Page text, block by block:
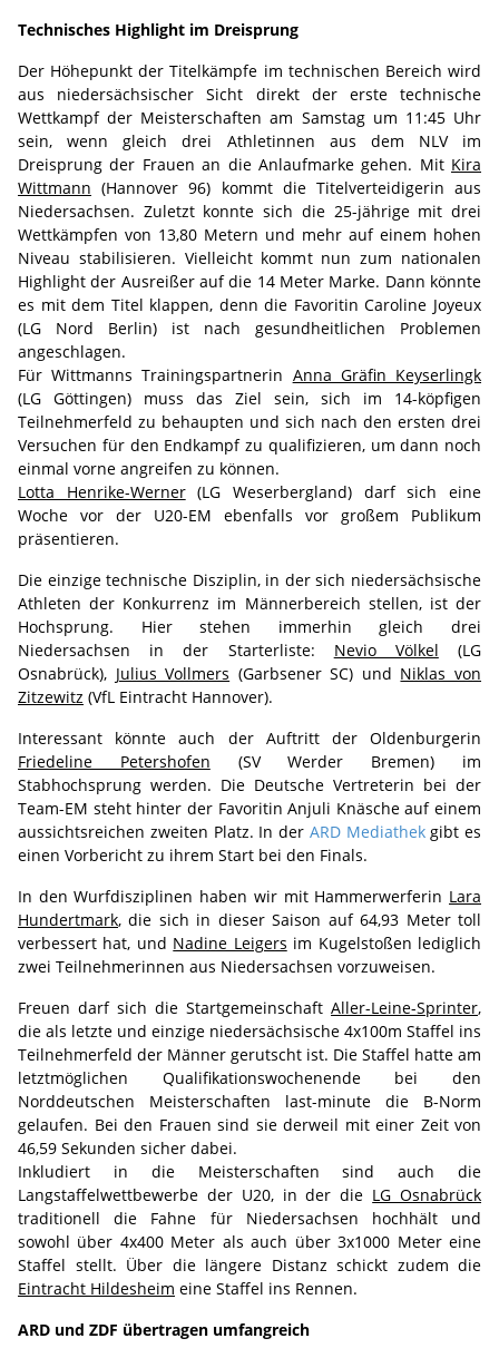
Technisches Highlight im Dreisprung
Der Höhepunkt der Titelkämpfe im technischen Bereich wird
aus niedersächsischer Sicht direkt der erste technische
Wettkampf der Meisterschaften am Samstag um 11:45 Uhr
sein, wenn gleich drei Athletinnen aus dem NLV im
Dreisprung der Frauen an die Anlaufmarke gehen. Mit Kira
Wittmann (Hannover 96) kommt die Titelverteidigerin aus
Niedersachsen. Zuletzt konnte sich die 25-jährige mit drei
Wettkämpfen von 13,80 Metern und mehr auf einem hohen
Niveau stabilisieren. Vielleicht kommt nun zum nationalen
Highlight der Ausreißer auf die 14 Meter Marke. Dann könnte
es mit dem Titel klappen, denn die Favoritin Caroline Joyeux
(LG Nord Berlin) ist nach gesundheitlichen Problemen
angeschlagen.
Für Wittmanns Trainingspartnerin Anna Gräfin Keyserlingk
(LG Göttingen) muss das Ziel sein, sich im 14-köpfigen
Teilnehmerfeld zu behaupten und sich nach den ersten drei
Versuchen für den Endkampf zu qualifizieren, um dann noch
einmal vorne angreifen zu können.
Lotta Henrike-Werner(LG Weserbergland) darf sich eine
Woche vor der U20-EM ebenfalls vor großem Publikum
präsentieren.
Die einzige technische Disziplin, in der sich niedersächsische
Athleten der Konkurrenz im Männerbereich stellen, ist der
Hochsprung. Hier stehen immerhin gleich drei
Niedersachsen in der Starterliste: Nevio Völkel (LG
Osnabrück), Julius Vollmers (Garbsener SC) und Niklas von
Zitzewitz (VfL Eintracht Hannover).
Interessant könnte auch der Auftritt der Oldenburgerin
Friedeline Petershofen (SV Werder Bremen) im
Stabhochsprung werden. Die Deutsche Vertreterin bei der
Team-EM steht hinter der Favoritin Anjuli Knäsche auf einem
aussichtsreichen zweiten Platz. In der ARD Mediathekgibt es
einen Vorbericht zu ihrem Start bei den Finals.
In den Wurfdisziplinen haben wir mit Hammerwerferin Lara
Hundertmark, die sich in dieser Saison auf 64,93 Meter toll
verbessert hat, und Nadine Leigers im Kugelstoßen lediglich
zwei Teilnehmerinnen aus Niedersachsen vorzuweisen.
Freuen darf sich die Startgemeinschaft Aller-Leine-Sprinter,
die als letzte und einzige niedersächsische 4x100m Staffel ins
Teilnehmerfeld der Männer gerutscht ist. Die Staffel hatte am
letztmöglichen Qualifikationswochenende bei den
Norddeutschen Meisterschaften last-minute die B-Norm
gelaufen. Bei den Frauen sind sie derweil mit einer Zeit von
46,59 Sekunden sicher dabei.
Inkludiert in die Meisterschaften sind auch die
Langstaffelwettbewerbe der U20, in der die LG Osnabrück
traditionell die Fahne für Niedersachsen hochhält und
sowohl über 4x400 Meter als auch über 3x1000 Meter eine
Staffel stellt. Über die längere Distanz schickt zudem die
Eintracht Hildesheim eine Staffel ins Rennen.
ARD und ZDF übertragen umfangreich